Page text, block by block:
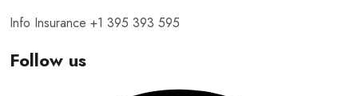
Info Insurance +1 395 393 595
Follow us